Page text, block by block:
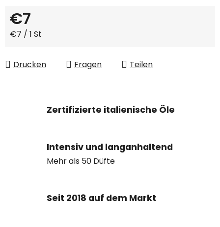
€7
Verkaufspreis:
€7 / 1 St
Drucken Fragen Teilen
Zertifizierte italienische Öle
Intensiv und langanhaltend
Mehr als 50 Düfte
Seit 2018 auf dem Markt